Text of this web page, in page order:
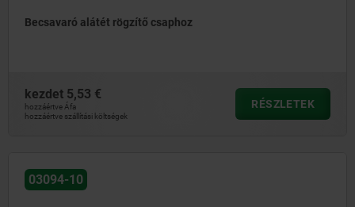
Becsavaró alátét rögzítő csaphoz
kezdet 5,53 €
hozzáértve Áfa
hozzáértve szállítási költségek
RÉSZLETEK
03094-10